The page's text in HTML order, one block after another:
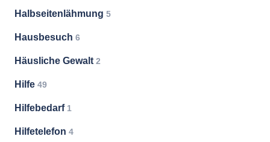
Halbseitenlähmung 5
Hausbesuch 6
Häusliche Gewalt 2
Hilfe 49
Hilfebedarf 1
Hilfetelefon 4